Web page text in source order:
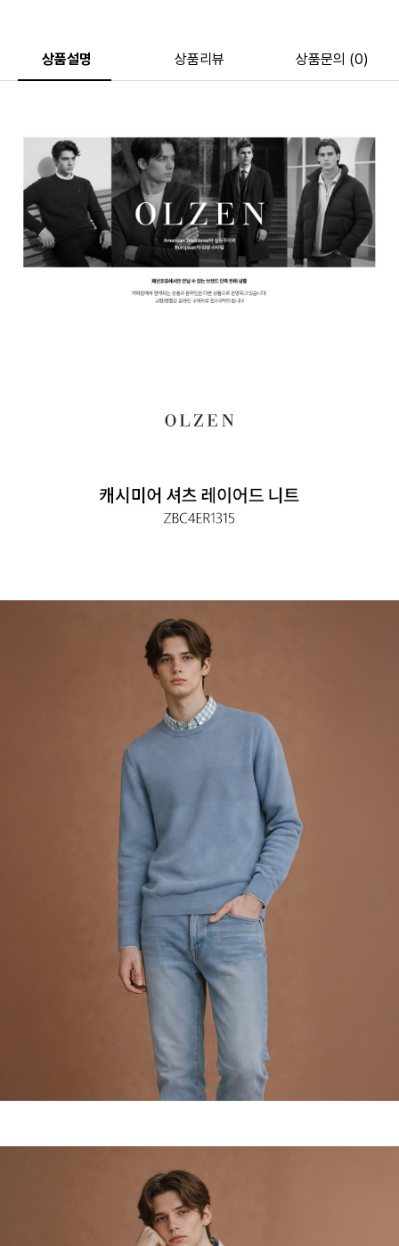
상품설명 상품리뷰 상품문의 (0)